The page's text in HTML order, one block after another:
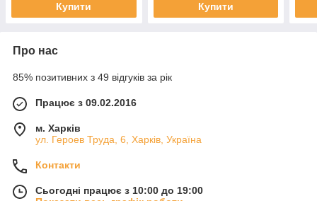
Купити Купити
Про нас
85% позитивних з 49 відгуків за рік
Працює з 09.02.2016
м. Харків
ул. Героев Труда, 6, Харків, Україна
Контакти
Сьогодні працює з 10:00 до 19:00